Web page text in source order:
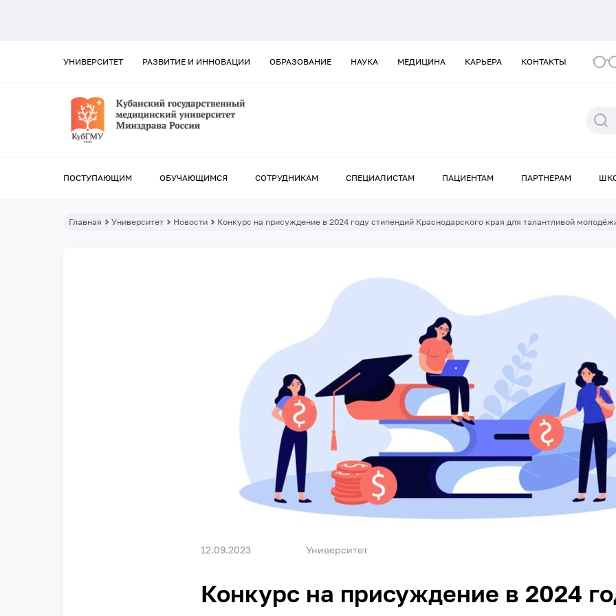
УНИВЕРСИТЕТ РАЗВИТИЕ И ИННОВАЦИИ ОБРАЗОВАНИЕ НАУКА МЕДИЦИНА КАРЬЕРА КОНТАКТЫ
ПОСТУПАЮЩИМ ОБУЧАЮЩИМСЯ СОТРУДНИКАМ СПЕЦИАЛИСТАМ ПАЦИЕНТАМ ПАРТНЕРАМ
Главная Университет Новости Конкурс на присуждение в 2024 году стипендий Краснодарского края для талантливой
12.09.2023 Университет
Конкурс на присуждение в 2024